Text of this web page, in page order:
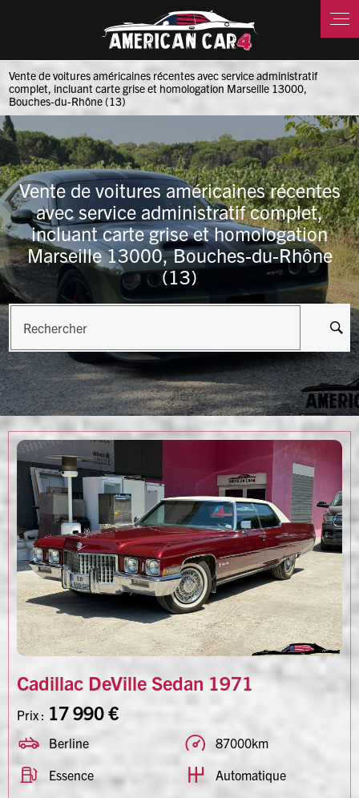
Vente de voitures américaines récentes avec service administratif
complet, incluant carte grise et homologation Marseille 13000,
Bouches-du-Rhône (13)
Vente de voitures américaines récentes
avec service administratif complet,
incluant carte grise et homologation
Marseille 13000, Bouches-du-Rhône
(13)
Rechercher
Cadillac DeVille Sedan 1971
Prix : 17 990 €
Berline
87000km
Essence
Automatique
Panneau de gestion des cookies